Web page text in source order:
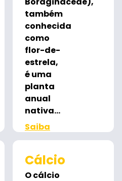
também
conhecida
como
flor-de-
estrela,
é uma
planta
anual
nativa...
Saiba
mais
Cálcio
O cálcio